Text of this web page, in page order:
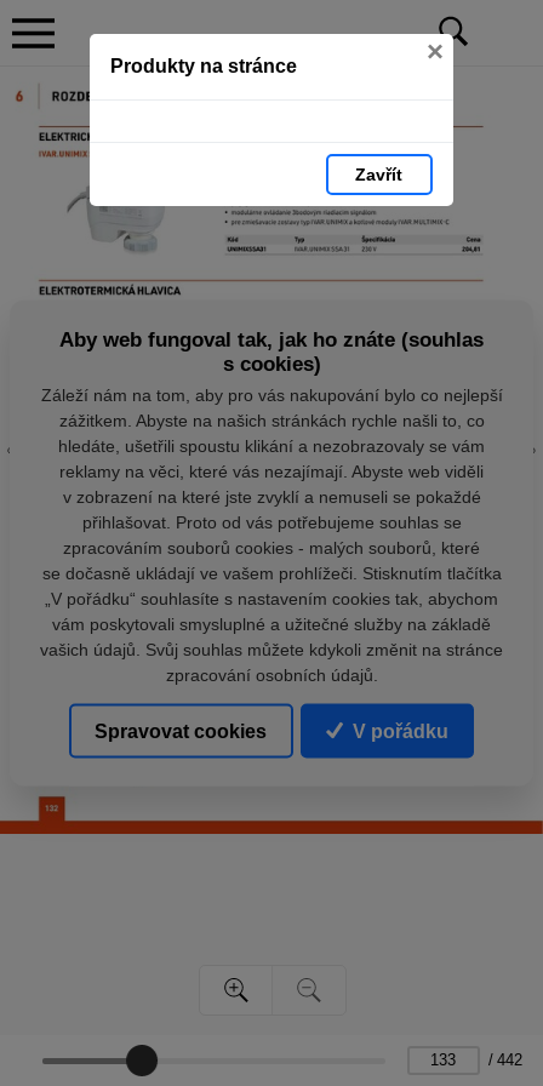
Produkty na stránce ×
Zavřít
/ 442
Aby web fungoval tak, jak ho znáte (souhlas
s cookies)
Záleží nám na tom, aby pro vás nakupování bylo co nejlepší
zážitkem. Abyste na našich stránkách rychle našli to, co
hledáte, ušetřili spoustu klikání a nezobrazovaly se vám
reklamy na věci, které vás nezajímají. Abyste web viděli
v zobrazení na které jste zvyklí a nemuseli se pokaždé
přihlašovat. Proto od vás potřebujeme souhlas se
zpracováním souborů cookies - malých souborů, které
se dočasně ukládají ve vašem prohlížeči. Stisknutím tlačítka
„V pořádku“ souhlasíte s nastavením cookies tak, abychom
vám poskytovali smysluplné a užitečné služby na základě
vašich údajů. Svůj souhlas můžete kdykoli změnit na stránce
zpracování osobních údajů.
Spravovat cookies V pořádku